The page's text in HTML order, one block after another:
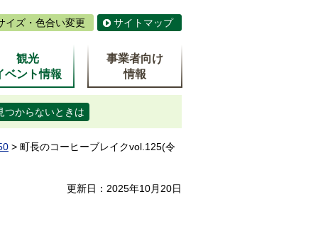
イズ・色合い変更 サイトマップ
観光
ベント情報
事業者向け
情報
つからないときは
> 町長のコーヒーブレイクvol.125(令
更新日：2025年10月20日